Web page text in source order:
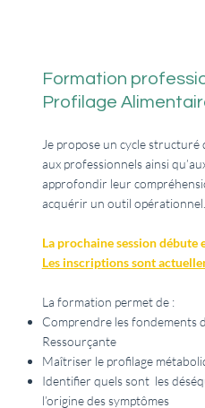
Formation
Profilage
Je propose un cycle
aux professionnels ainsi
approfondir leur
acquérir un outil opérationnel.
La prochaine session débute
Les inscriptions sont
La formation permet de :
Comprendre les fondements
Ressourçante
Maîtriser le profilage
Identifier quels sont les
l’origine des symptômes